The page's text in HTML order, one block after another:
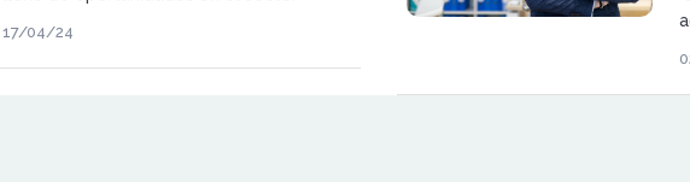
parte de una comunidad en constante
17/04/24